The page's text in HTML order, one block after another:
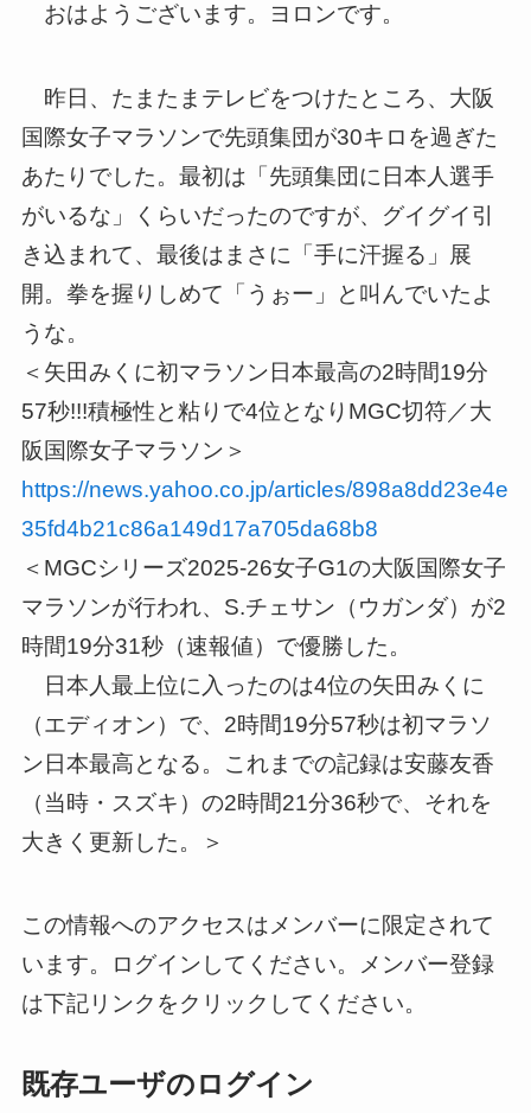
おはようございます。ヨロンです。
昨日、たまたまテレビをつけたところ、大阪
国際女子マラソンで先頭集団が30キロを過ぎた
あたりでした。最初は「先頭集団に日本人選手
がいるな」くらいだったのですが、グイグイ引
き込まれて、最後はまさに「手に汗握る」展
開。拳を握りしめて「うぉー」と叫んでいたよ
うな。
＜矢田みくに初マラソン日本最高の2時間19分
57秒!!!積極性と粘りで4位となりMGC切符／大
阪国際女子マラソン＞
https://news.yahoo.co.jp/articles/898a8dd23e4e
35fd4b21c86a149d17a705da68b8
＜MGCシリーズ2025-26女子G1の大阪国際女子
マラソンが行われ、S.チェサン（ウガンダ）が2
時間19分31秒（速報値）で優勝した。
日本人最上位に入ったのは4位の矢田みくに
（エディオン）で、2時間19分57秒は初マラソ
ン日本最高となる。これまでの記録は安藤友香
（当時・スズキ）の2時間21分36秒で、それを
大きく更新した。＞
この情報へのアクセスはメンバーに限定されて
います。ログインしてください。メンバー登録
は下記リンクをクリックしてください。
既存ユーザのログイン